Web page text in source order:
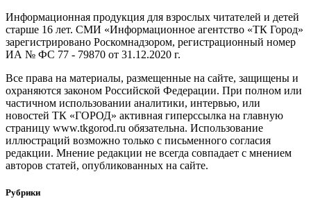
Информационная продукция для взрослых читателей и детей
старше 16 лет. СМИ «Информационное агентство «ТК Город»
зарегистрировано Роскомнадзором, регистрационный номер
ИА № ФС 77 - 79870 от 31.12.2020 г.
Все права на материалы, размещенные на сайте, защищены и
охраняются законом Российской Федерации. При полном или
частичном использовании аналитики, интервью, или
новостей ТК «ГОРОД» активная гиперссылка на главную
страницу www.tkgorod.ru обязательна. Использование
иллюстраций возможно только с письменного согласия
редакции. Мнение редакции не всегда совпадает с мнением
авторов статей, опубликованных на сайте.
Рубрики